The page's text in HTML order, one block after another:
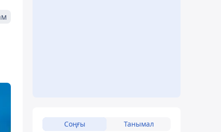
Соңғы Танымал